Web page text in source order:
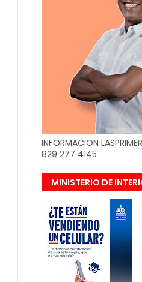
INFORMACION
829 277 4145
MINISTERIO DE